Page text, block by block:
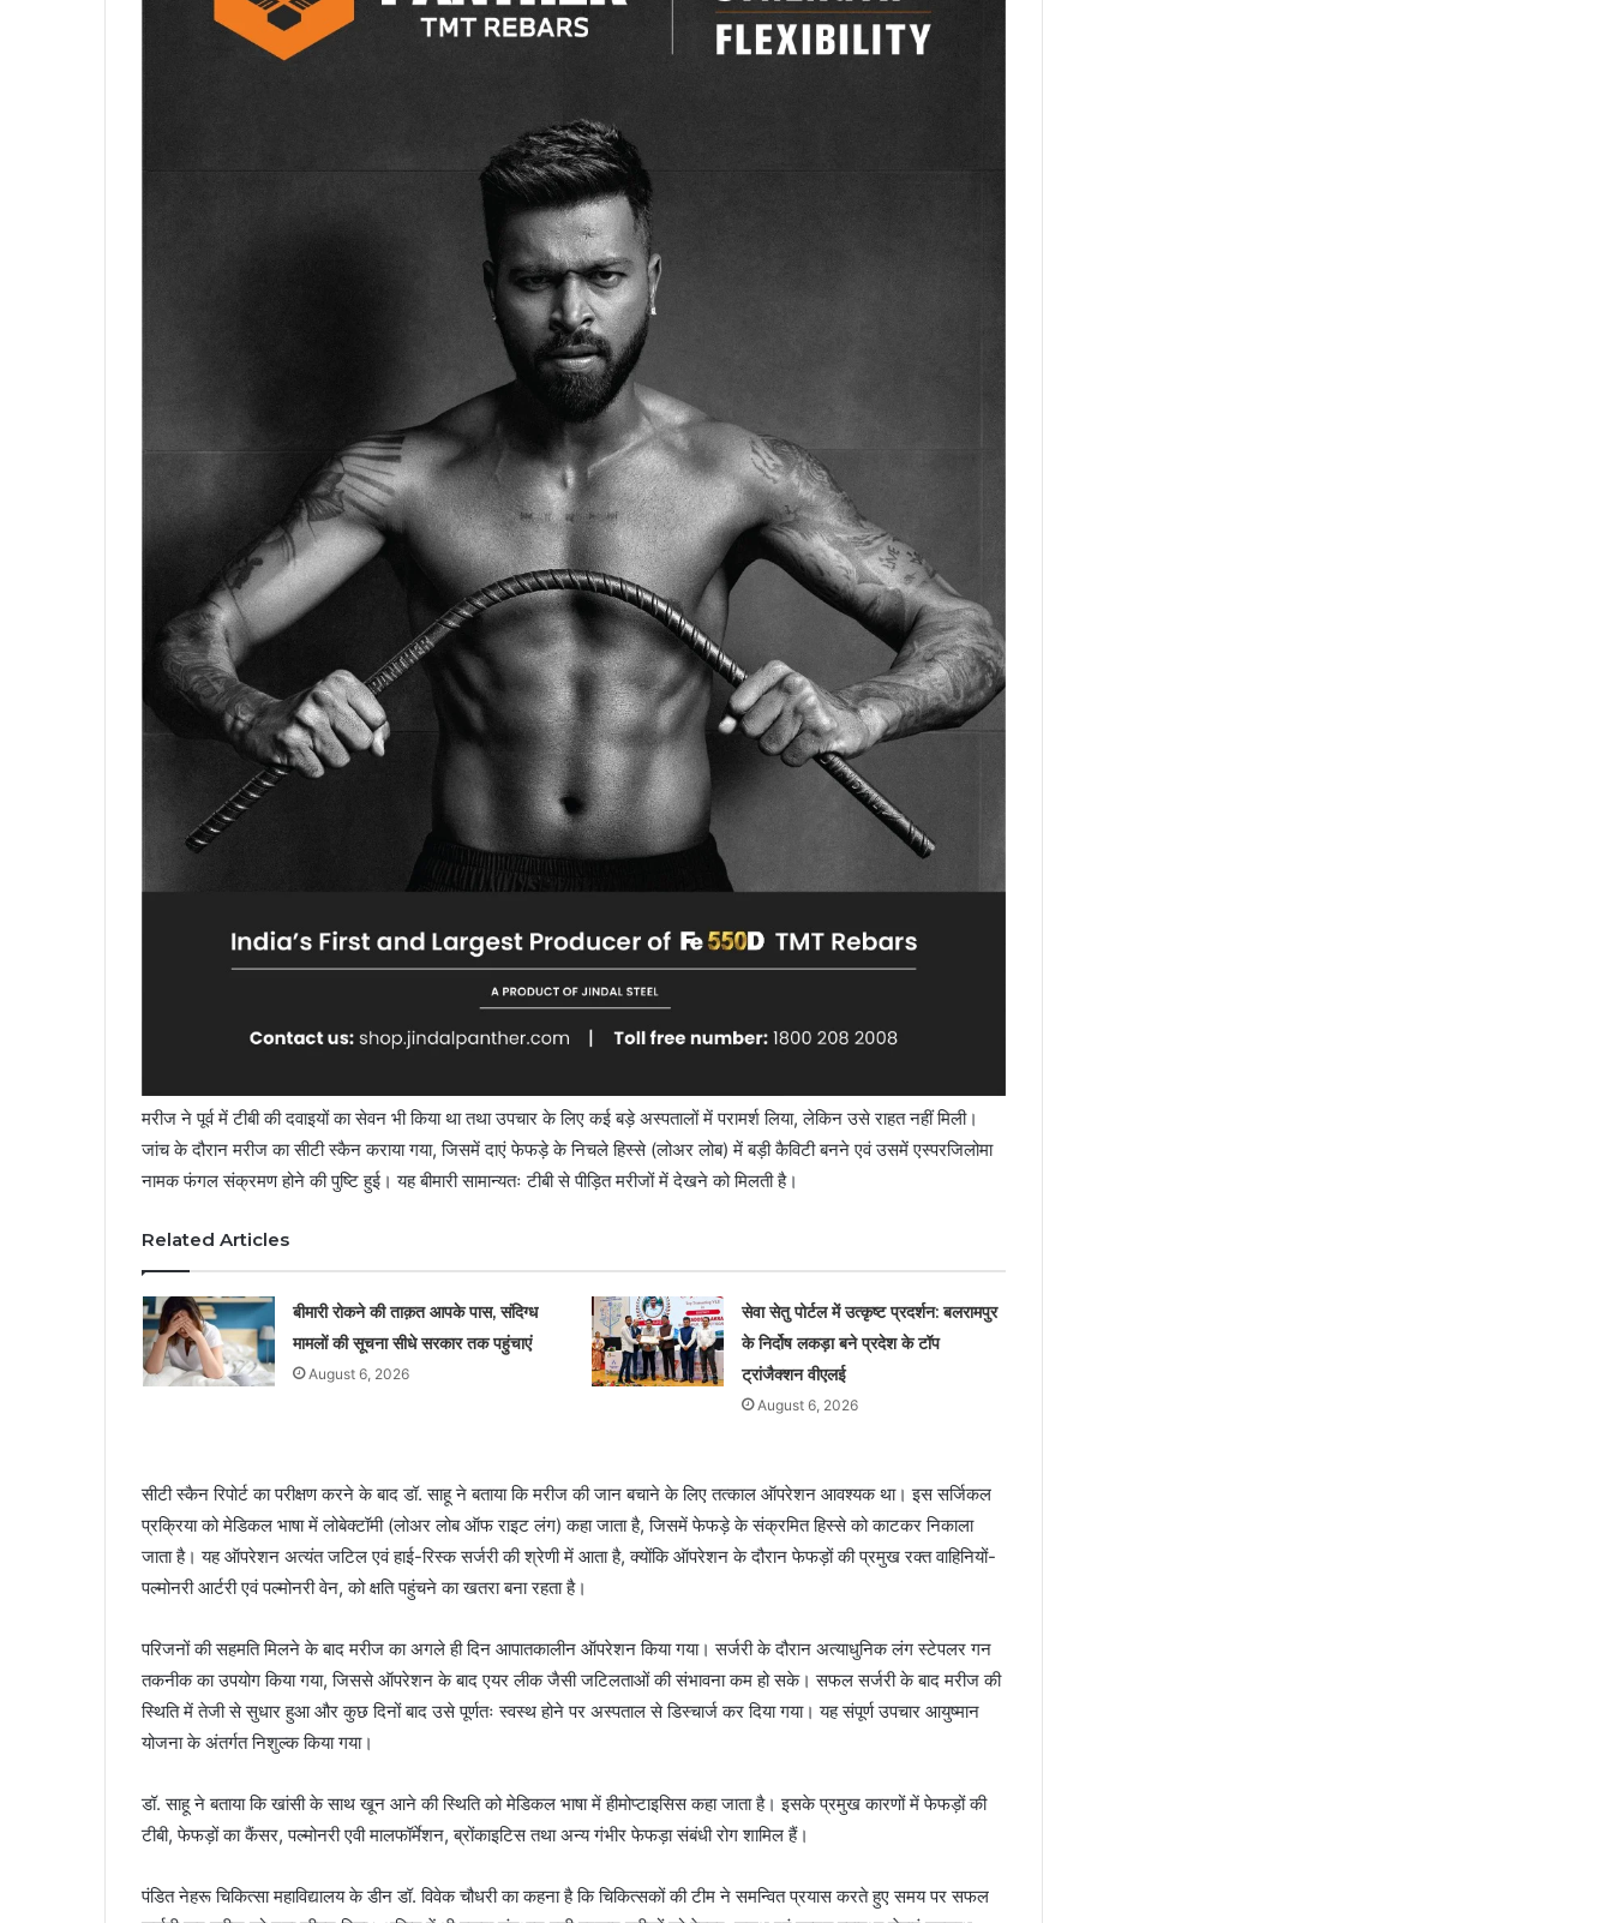
मरीज ने पूर्व में टीबी की दवाइयों का सेवन भी किया था तथा उपचार के लिए कई बड़े अस्पतालों में परामर्श लिया, लेकिन उसे राहत नहीं मिली।
जांच के दौरान मरीज का सीटी स्कैन कराया गया, जिसमें दाएं फेफड़े के निचले हिस्से (लोअर लोब) में बड़ी कैविटी बनने एवं उसमें एस्परजिलोमा
नामक फंगल संक्रमण होने की पुष्टि हुई। यह बीमारी सामान्यतः टीबी से पीड़ित मरीजों में देखने को मिलती है।
Related Articles
बीमारी रोकने की ताक़त आपके पास, संदिग्ध
मामलों की सूचना सीधे सरकार तक पहुंचाएं
August 6, 2026
सेवा सेतु पोर्टल में उत्कृष्ट प्रदर्शन: बलरामपुर
के निर्दोष लकड़ा बने प्रदेश के टॉप
ट्रांजैक्शन वीएलई
August 6, 2026
सीटी स्कैन रिपोर्ट का परीक्षण करने के बाद डॉ. साहू ने बताया कि मरीज की जान बचाने के लिए तत्काल ऑपरेशन आवश्यक था। इस सर्जिकल
प्रक्रिया को मेडिकल भाषा में लोबेक्टॉमी (लोअर लोब ऑफ राइट लंग) कहा जाता है, जिसमें फेफड़े के संक्रमित हिस्से को काटकर निकाला
जाता है। यह ऑपरेशन अत्यंत जटिल एवं हाई-रिस्क सर्जरी की श्रेणी में आता है, क्योंकि ऑपरेशन के दौरान फेफड़ों की प्रमुख रक्त वाहिनियों-
पल्मोनरी आर्टरी एवं पल्मोनरी वेन, को क्षति पहुंचने का खतरा बना रहता है।
परिजनों की सहमति मिलने के बाद मरीज का अगले ही दिन आपातकालीन ऑपरेशन किया गया। सर्जरी के दौरान अत्याधुनिक लंग स्टेपलर गन
तकनीक का उपयोग किया गया, जिससे ऑपरेशन के बाद एयर लीक जैसी जटिलताओं की संभावना कम हो सके। सफल सर्जरी के बाद मरीज की
स्थिति में तेजी से सुधार हुआ और कुछ दिनों बाद उसे पूर्णतः स्वस्थ होने पर अस्पताल से डिस्चार्ज कर दिया गया। यह संपूर्ण उपचार आयुष्मान
योजना के अंतर्गत निशुल्क किया गया।
डॉ. साहू ने बताया कि खांसी के साथ खून आने की स्थिति को मेडिकल भाषा में हीमोप्टाइसिस कहा जाता है। इसके प्रमुख कारणों में फेफड़ों की
टीबी, फेफड़ों का कैंसर, पल्मोनरी एवी मालफॉर्मेशन, ब्रोंकाइटिस तथा अन्य गंभीर फेफड़ा संबंधी रोग शामिल हैं।
पंडित नेहरू चिकित्सा महाविद्यालय के डीन डॉ. विवेक चौधरी का कहना है कि चिकित्सकों की टीम ने समन्वित प्रयास करते हुए समय पर सफल